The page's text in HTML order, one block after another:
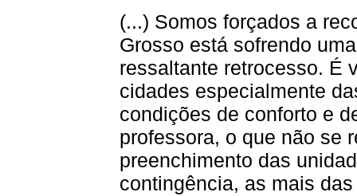
(...) Somos forçados a
Grosso está sofrendo
ressaltante retrocesso. É
cidades especialmente
condições de conforto e
professora, o que não se
preenchimento das
contingência, as mais